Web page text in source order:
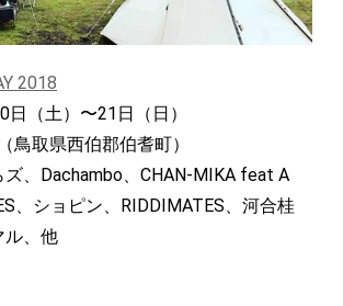
2018
日（土）〜21日（日）
鳥取県西伯郡伯耆町）
、Dachambo、CHAN-MIKA feat A
、ショピン、RIDDIMATES、河合桂
ル、他